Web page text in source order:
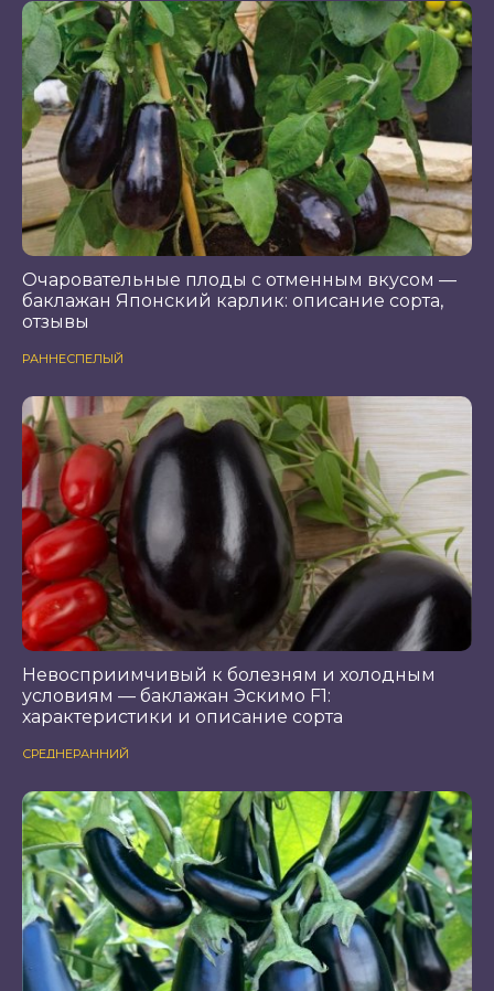
Очаровательные плоды с отменным вкусом —
баклажан Японский карлик: описание сорта,
отзывы
РАННЕСПЕЛЫЙ
Невосприимчивый к болезням и холодным
условиям — баклажан Эскимо F1:
характеристики и описание сорта
СРЕДНЕРАННИЙ